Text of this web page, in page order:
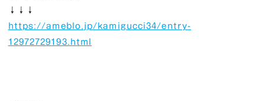
↓↓↓
https://ameblo.jp/kamigucci34/entry-
12972729193.html